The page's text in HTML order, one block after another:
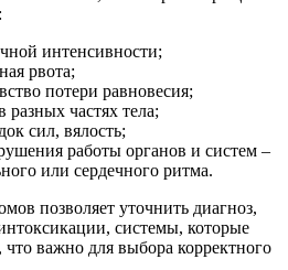
интенсивности;
рвота;
потери равновесия;
частях тела;
сил, вялость;
работы органов и систем –
или сердечного ритма.
позволяет уточнить диагноз,
системы, которые
что важно для выбора корректного